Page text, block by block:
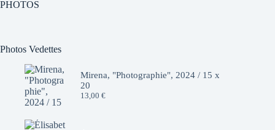
PHOTOS
Photos Vedettes
Mirena, "Photographie", 2024 / 15 x
20
13,00 €